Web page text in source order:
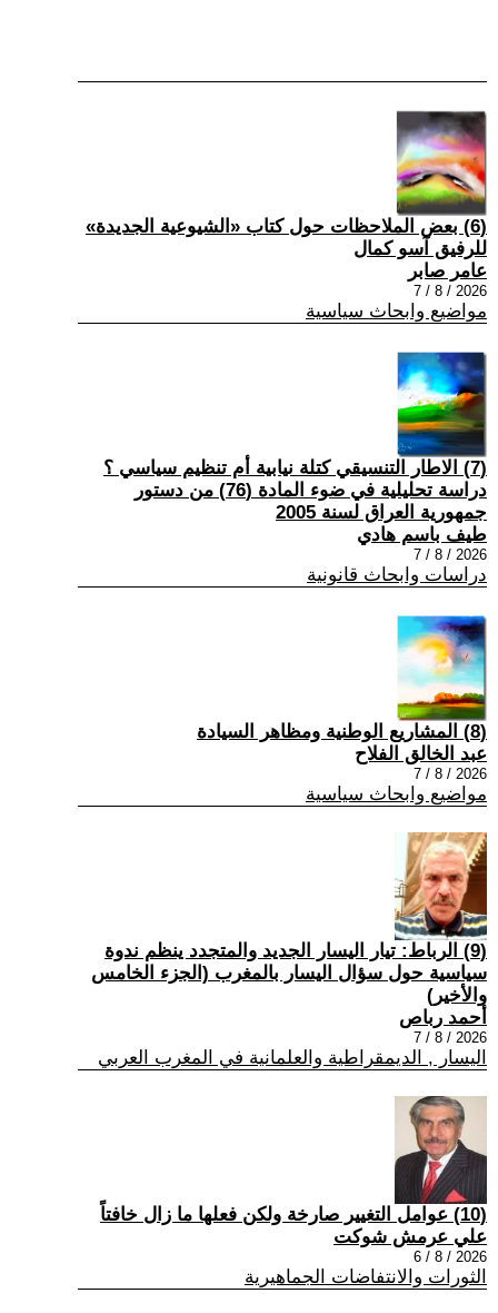
(6) بعض الملاحظات حول كتاب «الشيوعية الجديدة»
للرفيق آسو كمال
عامر صابر
2026 / 8 / 7
مواضيع وابحاث سياسية
(7) الاطار التنسيقي كتلة نيابية أم تنظيم سياسي ؟
دراسة تحليلية في ضوء المادة (76) من دستور
جمهورية العراق لسنة 2005
طيف باسم هادي
2026 / 8 / 7
دراسات وابحاث قانونية
(8) المشاريع الوطنية ومظاهر السيادة
عبد الخالق الفلاح
2026 / 8 / 7
مواضيع وابحاث سياسية
(9) الرباط: تيار اليسار الجديد والمتجدد ينظم ندوة
سياسية حول سؤال اليسار بالمغرب (الجزء الخامس
والأخير)
أحمد رباص
2026 / 8 / 7
اليسار , الديمقراطية والعلمانية في المغرب العربي
(10) عوامل التغيير صارخة ولكن فعلها ما زال خافتاً
علي عرمش شوكت
2026 / 8 / 6
الثورات والانتفاضات الجماهيرية